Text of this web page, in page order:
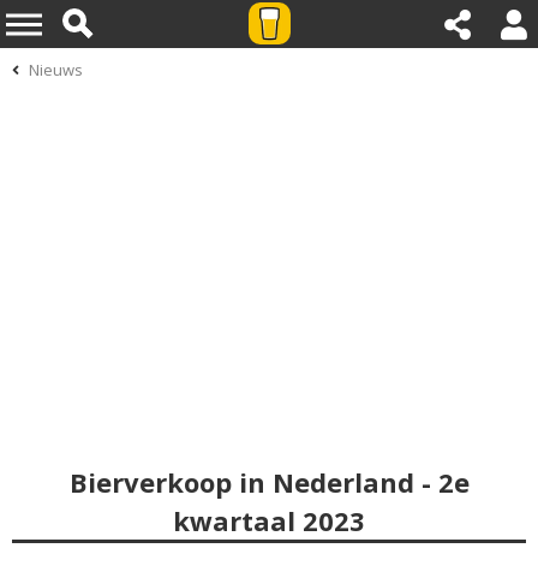
Nieuws
Bierverkoop in Nederland - 2e
kwartaal 2023